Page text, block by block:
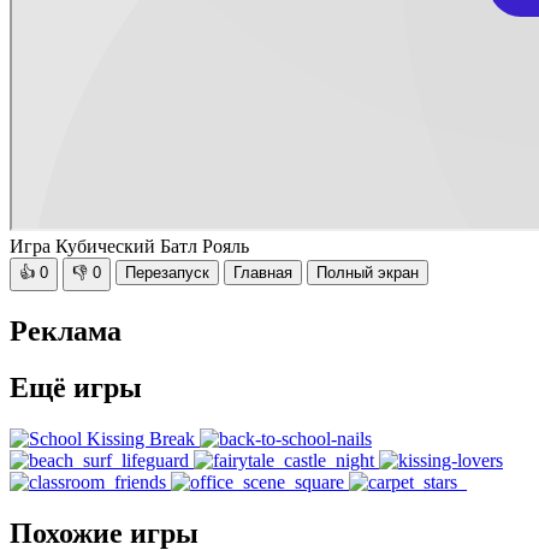
Игра Кубический Батл Рояль
👍 0 👎 0 Перезапуск Главная Полный экран
Реклама
Ещё игры
Похожие игры